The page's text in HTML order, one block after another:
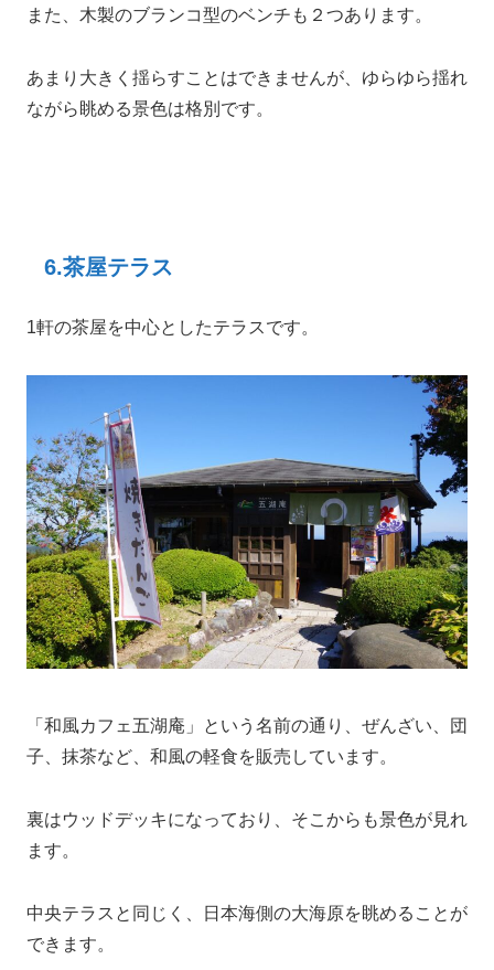
また、木製のブランコ型のベンチも２つあります。
あまり大きく揺らすことはできませんが、ゆらゆら揺れ
ながら眺める景色は格別です。
6.茶屋テラス
1軒の茶屋を中心としたテラスです。
「和風カフェ五湖庵」という名前の通り、ぜんざい、団
子、抹茶など、和風の軽食を販売しています。
裏はウッドデッキになっており、そこからも景色が見れ
ます。
中央テラスと同じく、日本海側の大海原を眺めることが
できます。